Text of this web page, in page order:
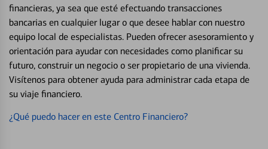
financieras, ya sea que esté efectuando transacciones
bancarias en cualquier lugar o que desee hablar con nuestro
equipo local de especialistas. Pueden ofrecer asesoramiento y
orientación para ayudar con necesidades como planificar su
futuro, construir un negocio o ser propietario de una vivienda.
Visítenos para obtener ayuda para administrar cada etapa de
su viaje financiero.
¿Qué puedo hacer en este Centro Financiero?